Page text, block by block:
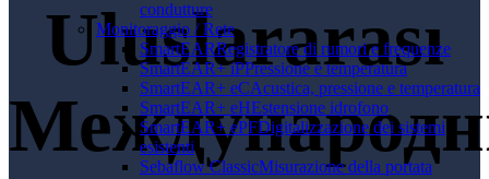
condutture
Monitoraggio / Rete
SmartEARRegistratore di rumori e frequenze
SmartEAR+ iPPressione e temperatura
SmartEAR+ eCAcustica, pressione e temperatura
SmartEAR+ eHEstensione idrofono
SmartEAR+ ePFDigitalizzazione dei sistemi
esistenti
Sebaflow ClassicMisurazione della portata
Uluslararası